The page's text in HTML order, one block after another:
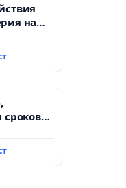
на
срокове
пътен